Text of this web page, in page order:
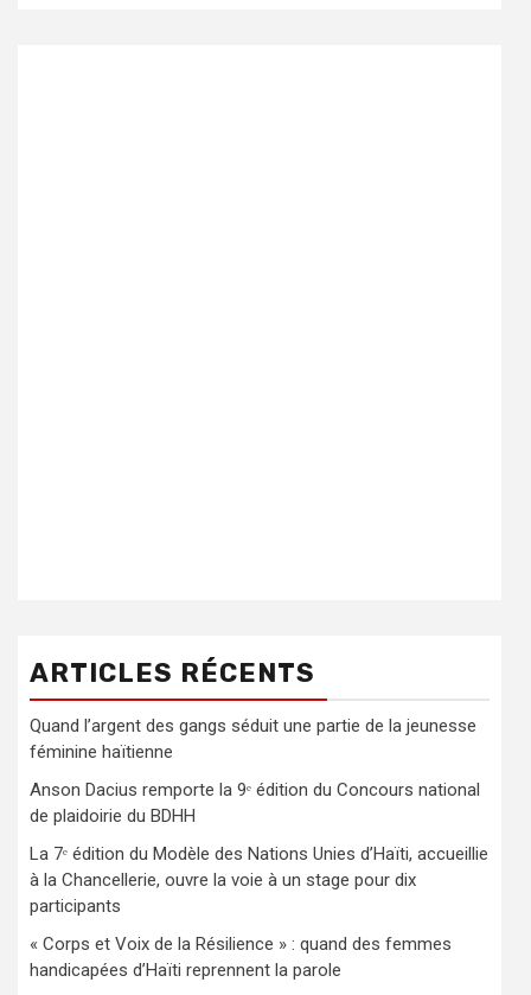
ARTICLES RÉCENTS
Quand l’argent des gangs séduit une partie de la jeunesse
féminine haïtienne
Anson Dacius remporte la 9ᵉ édition du Concours national
de plaidoirie du BDHH
La 7ᵉ édition du Modèle des Nations Unies d’Haïti, accueillie
à la Chancellerie, ouvre la voie à un stage pour dix
participants
« Corps et Voix de la Résilience » : quand des femmes
handicapées d’Haïti reprennent la parole